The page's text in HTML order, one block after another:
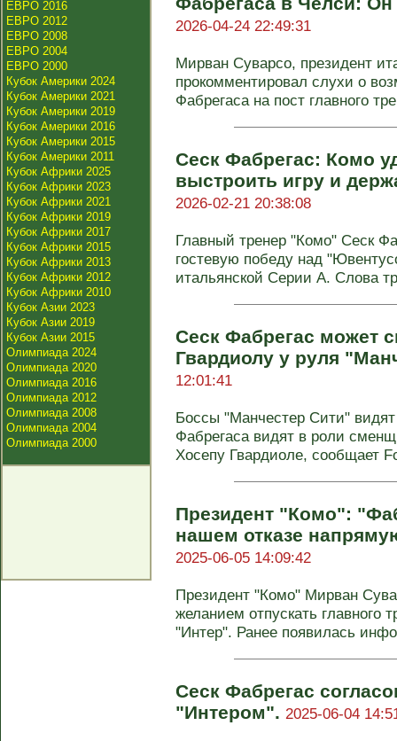
ЕВРО 2016
ЕВРО 2012
ЕВРО 2008
ЕВРО 2004
ЕВРО 2000
Кубок Америки 2024
Кубок Америки 2021
Кубок Америки 2019
Кубок Америки 2016
Кубок Америки 2015
Кубок Америки 2011
Кубок Африки 2025
Кубок Африки 2023
Кубок Африки 2021
Кубок Африки 2019
Кубок Африки 2017
Кубок Африки 2015
Кубок Африки 2013
Кубок Африки 2012
Кубок Африки 2010
Кубок Азии 2023
Кубок Азии 2019
Кубок Азии 2015
Олимпиада 2024
Олимпиада 2020
Олимпиада 2016
Олимпиада 2012
Олимпиада 2008
Олимпиада 2004
Олимпиада 2000
2026-04-24 22:49:31
Мирван Суварсо, президент
прокомментировал слухи о
Фабрегаса на пост главного
Сеск Фабрегас: Комо
выстроить игру и
2026-02-21 20:38:08
Главный тренер "Комо" Сеск
гостевую победу над
итальянской Серии А. Слова
Сеск Фабрегас может
Гвардиолу у руля
12:01:41
Боссы "Манчестер Сити"
Фабрегаса видят в роли
Хосепу Гвардиоле, сообщает
Президент "Комо":
нашем отказе
2025-06-05 14:09:42
Президент "Комо" Мирван
желанием отпускать главного
"Интер". Ранее появилась
Сеск Фабрегас
"Интером". 2025-06-04